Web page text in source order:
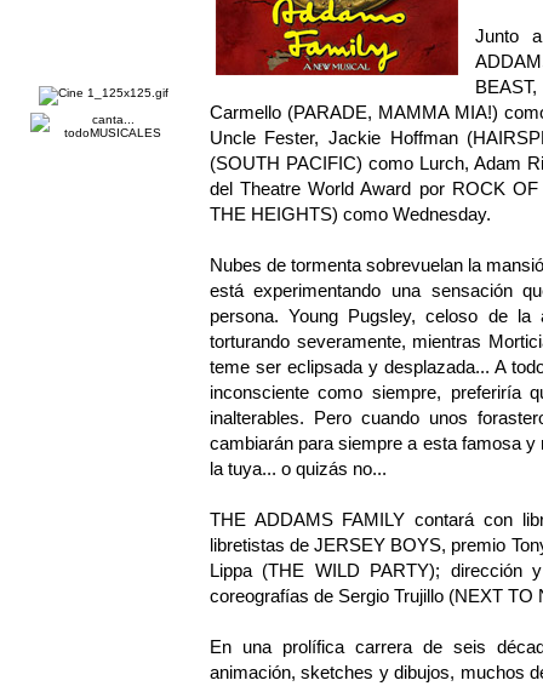
Junto
Carmello (PARADE, MAMMA MIA!)
Uncle Fester, Jackie Hoffman
(SOUTH PACIFIC) como Lurch, Adam
del Theatre World Award por ROCK
THE HEIGHTS) como Wednesday.
Nubes de tormenta sobrevuelan la
está experimentando una sensación
persona. Young Pugsley, celoso de
torturando severamente, mientras
teme ser eclipsada y desplazada... A
inconsciente como siempre, preferiría
inalterables. Pero cuando unos
cambiarán para siempre a esta famosa
la tuya... o quizás no...
THE ADDAMS FAMILY contará con
libretistas de JERSEY BOYS, premio
Lippa (THE WILD PARTY);
coreografías de Sergio Trujillo (NEXT
En una prolífica carrera de seis
animación, sketches y dibujos, muchos